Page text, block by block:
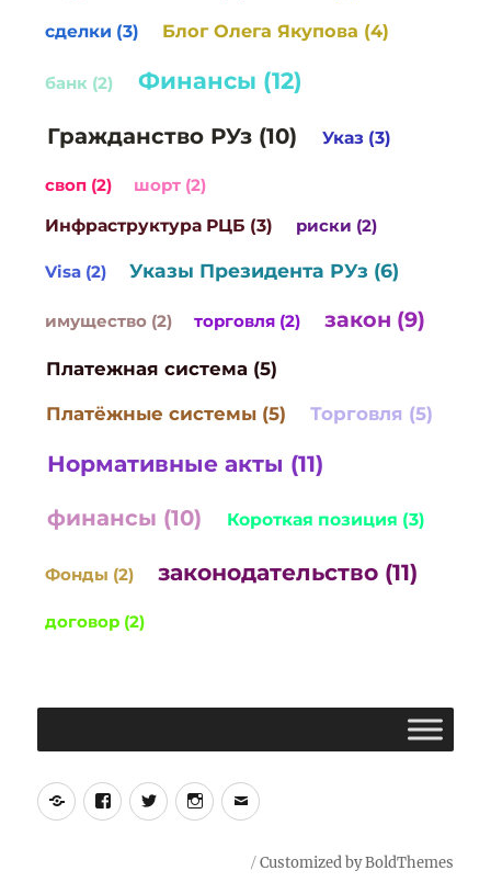
сделки (3) Блог Олега Якупова (4)
банк (2) Финансы (12)
Гражданство РУз (10) Указ (3)
своп (2)
шорт (2)
Инфраструктура РЦБ (3)
риски (2)
Visa (2) Указы Президента РУз (6)
имущество (2) торговля (2) закон (9)
Платежная система (5)
Платёжные системы (5) Торговля (5)
Нормативные акты (11)
финансы (10) Короткая позиция (3)
Фонды (2) законодательство (11)
договор (2)
Yelp Facebook
TwitterInstagram
Email
Customized by BoldThemes